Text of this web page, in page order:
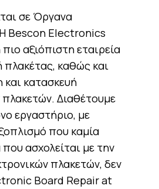
σε Όργανα
Bescon Electronics
πιο αξιόπιστη εταιρεία
πλακέτας, καθώς και
και κατασκευή
πλακετών. Διαθέτουμε
εργαστήριο, με
που καμία
ασχολείται με την
πλακετών, δεν
Board Repair at